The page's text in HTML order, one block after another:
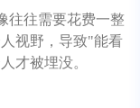
往往需要花费一整
视野，导致"能看
才被埋没。